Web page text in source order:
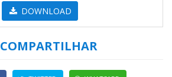
DOWNLOAD
COMPARTILHAR